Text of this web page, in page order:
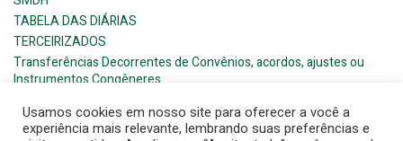
TABELA DAS DIÁRIAS
TERCEIRIZADOS
Transferências Decorrentes de Convênios, acordos, ajustes ou
Instrumentos Congêneres
Usamos cookies em nosso site para oferecer a você a
experiência mais relevante, lembrando suas preferências e